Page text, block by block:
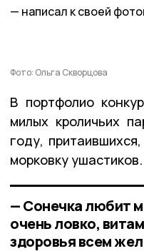
написал к своей
Фото: Ольга Скворцова
В портфолио
милых кроличьих
году,
морковку ушастиков.
— Сонечка любит
очень ловко,
здоровья всем